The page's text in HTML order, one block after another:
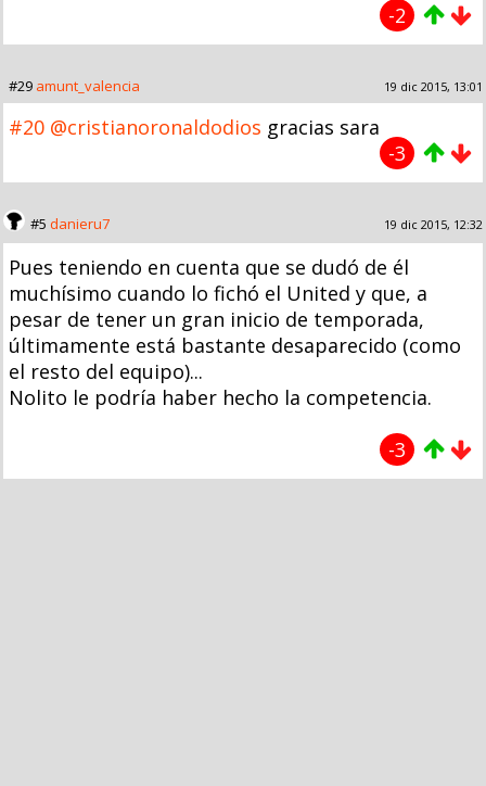
-2
#29 amunt_valencia 19 dic 2015, 13:01
#20 @cristianoronaldodios gracias sara
-3
#5 danieru7 19 dic 2015, 12:32
Pues teniendo en cuenta que se dudó de él
muchísimo cuando lo fichó el United y que, a
pesar de tener un gran inicio de temporada,
últimamente está bastante desaparecido (como
el resto del equipo)...
Nolito le podría haber hecho la competencia.
-3